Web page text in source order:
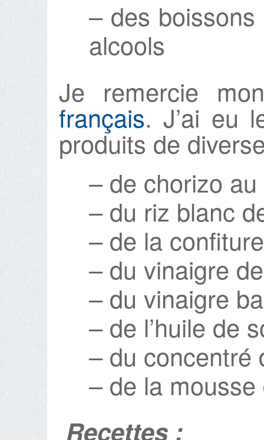
– des
alcools
Je remercie
français. J’ai eu
produits de
– de chorizo
– du riz blanc
– de la
– du vinaigre
– du vinaigre
– de l’huile de
– du concentré
– de la mousse
Recettes :